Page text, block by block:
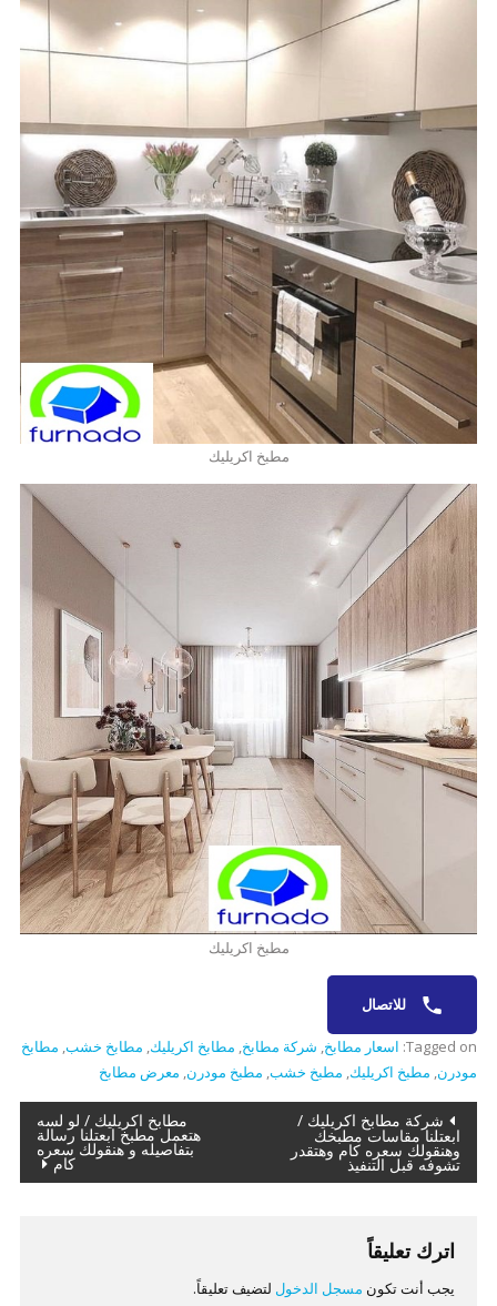
مطبخ اكريليك
مطبخ اكريليك
للاتصال
Tagged on: اسعار مطابخ, شركة مطابخ, مطابخ اكريليك, مطابخ خشب, مطابخ
مودرن, مطبخ اكريليك, مطبخ خشب, مطبخ مودرن, معرض مطابخ
تصفّح
المقالات
شركة مطابخ اكريليك /
ابعتلنا مقاسات مطبخك
وهنقولك سعره كام وهتقدر
تشوفه قبل التنفيذ
مطابخ اكريليك / لو لسه
هتعمل مطبخ ابعتلنا رسالة
بتفاصيله و هنقولك سعره
كام
اترك تعليقاً
يجب أنت تكون مسجل الدخول لتضيف تعليقاً.